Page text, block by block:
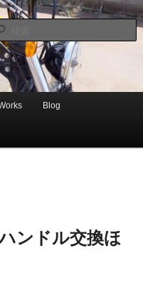
ツイン＆スポーツスターなどを取
カスタムまで一貫対応します。
Blog
ンドル交換ほ